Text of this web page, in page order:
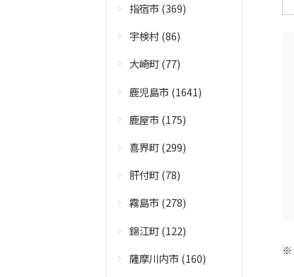
指宿市 (369)
宇検村 (86)
大崎町 (77)
鹿児島市 (1641)
鹿屋市 (175)
喜界町 (299)
肝付町 (78)
霧島市 (278)
錦江町 (122)
薩摩川内市 (160)